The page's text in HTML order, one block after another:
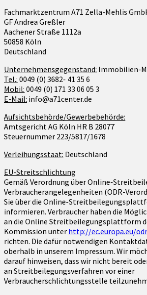
Fachmarktzentrum A71 Zella-Mehlis
GF Andrea Greßler
Aachener Straße 1112a
50858 Köln
Deutschland
Unternehmensgegenstand: Immobilien-
Tel.: 0049 (0) 3682- 41 35 6
Mobil: 0049 (0) 171 33 06 05 3
E-Mail: info@a71center.de
Aufsichtsbehörde/Gewerbebehörde:
Amtsgericht AG Köln HR B 28077
Steuernummer 223/5817/1678
Verleihungsstaat: Deutschland
EU-Streitschlichtung
Gemäß Verordnung über Online-
Verbraucherangelegenheiten (ODR-
Sie über die Online-
informieren. Verbraucher haben die
an die Online Streitbeilegungsplattform
Kommission unter http://ec.europa.eu/
richten. Die dafür notwendigen
oberhalb in unserem Impressum. Wir
darauf hinweisen, dass wir nicht bereit
an Streitbeilegungsverfahren vor einer
Verbraucherschlichtungsstelle